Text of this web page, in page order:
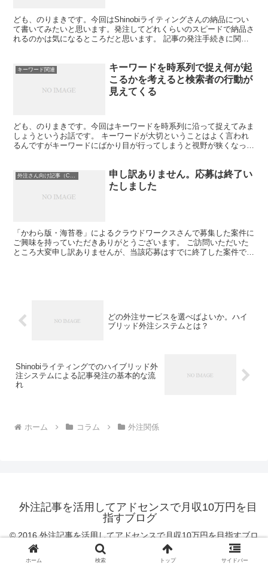
ども、のりまきです。今回はShinobiライティングさんの納品につい
て書いてみたいと思います。発注してどれくらいのスピードで納品さ
れるのかは気になるところだと思います。 記事の発注手続きに関し
キーワード関連
キーワードを時系列で捉え何が起
こるかを考えると検索者の行動が
見えてくる
ども、のりまきです。今回はキーワードを時系列に沿って捉えてみま
しょうというお話です。 キーワードが大切ということはよく言われ
るんですがキーワードにばかり目が行ってしまうと視野が狭くなって
外注さん向け記事（CW版）
申し訳ありません。応募は終了い
たしました
「かわら版・海苔巻」によるクラウドワークスさんで募集した案件に
ご興味を持っていただきありがとうございます。 ご訪問いただいた
ところ大変申し訳ありませんが、当該応募はすでに終了した案件でご
どの外注サービスを選べばよいか。ハイ
ブリッド外注システムとは？
Shinobiライティングでのハイブリッド外
注システムによる記事発注の基本的な流
れ
ホーム コラム 外注関係
外注記事を活用してアドセンスで月収10万円を目
指すブログ
© 2016 外注記事を活用してアドセンスで月収10万円を目指すブロ
ホーム 検索 トップ サイドバー